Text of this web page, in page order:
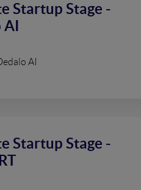
Startup Stage -
AI
Startup Stage -